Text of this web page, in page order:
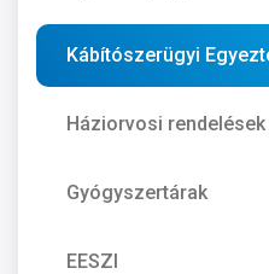
Kábítószerügyi
Háziorvosi rendelések
Gyógyszertárak
EESZI